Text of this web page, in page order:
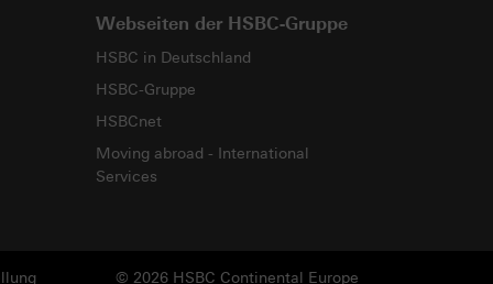
Webseiten der HSBC-Gruppe
HSBC in Deutschland
HSBC-Gruppe
HSBCnet
Moving abroad - International
Services
© 2026 HSBC Continental Europe